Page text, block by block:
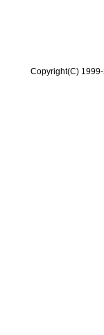
Copyright(C)